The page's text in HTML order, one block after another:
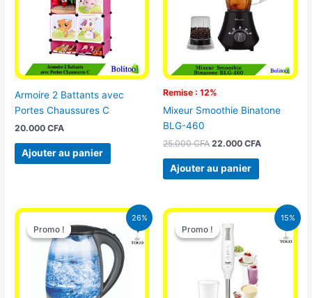
Armoire 2 Battants avec
Portes Chaussures C
20.000CFA
Ajouter au panier
Remise : 12%
Mixeur Smoothie Binatone
BLG-460
25.000CFA 22.000 CFA
Ajouter au panier
26%
Promo !
Promo !
Le
prix
initial
16.900 CFA.
Le
prix
actuel
est :
12.500 CFA.
15%
Promo !
Promo !
Le
prix
initial
était :
12.900 CFA.
Le